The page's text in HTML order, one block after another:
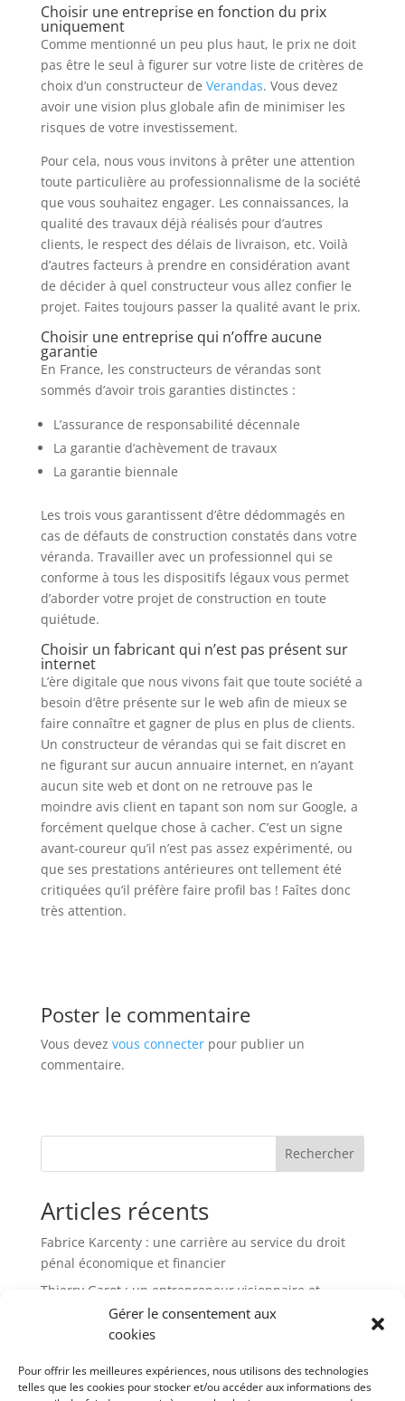
Gérer le consentement aux
cookies
Pour offrir les meilleures expériences, nous utilisons des technologies
telles que les cookies pour stocker et/ou accéder aux informations des
Choisir une entreprise en fonction du prix
uniquement
Comme mentionné un peu plus haut, le prix ne doit
pas être le seul à figurer sur votre liste de critères de
choix d’un constructeur de Verandas. Vous devez
avoir une vision plus globale afin de minimiser les
risques de votre investissement.
Pour cela, nous vous invitons à prêter une attention
toute particulière au professionnalisme de la société
que vous souhaitez engager. Les connaissances, la
qualité des travaux déjà réalisés pour d’autres
clients, le respect des délais de livraison, etc. Voilà
d’autres facteurs à prendre en considération avant
de décider à quel constructeur vous allez confier le
projet. Faites toujours passer la qualité avant le prix.
Choisir une entreprise qui n’offre aucune
garantie
En France, les constructeurs de vérandas sont
sommés d’avoir trois garanties distinctes :
L’assurance de responsabilité décennale
La garantie d’achèvement de travaux
La garantie biennale
Les trois vous garantissent d’être dédommagés en
cas de défauts de construction constatés dans votre
véranda. Travailler avec un professionnel qui se
conforme à tous les dispositifs légaux vous permet
d’aborder votre projet de construction en toute
quiétude.
Choisir un fabricant qui n’est pas présent sur
internet
L’ère digitale que nous vivons fait que toute société a
besoin d’être présente sur le web afin de mieux se
faire connaître et gagner de plus en plus de clients.
Un constructeur de vérandas qui se fait discret en
ne figurant sur aucun annuaire internet, en n’ayant
aucun site web et dont on ne retrouve pas le
moindre avis client en tapant son nom sur Google, a
forcément quelque chose à cacher. C’est un signe
avant-coureur qu’il n’est pas assez expérimenté, ou
que ses prestations antérieures ont tellement été
critiquées qu’il préfère faire profil bas ! Faîtes donc
très attention.
Poster le commentaire
Vous devez vous connecterpour publier un
commentaire.
Rechercher
Articles récents
Fabrice Karcenty : une carrière au service du droit
pénal économique et financier
Thierry Garot : un entrepreneur visionnaire et
Altho Brets : l’ancrage breton d’un leader de la chips
Thierry Di Litta : un parcours atypique